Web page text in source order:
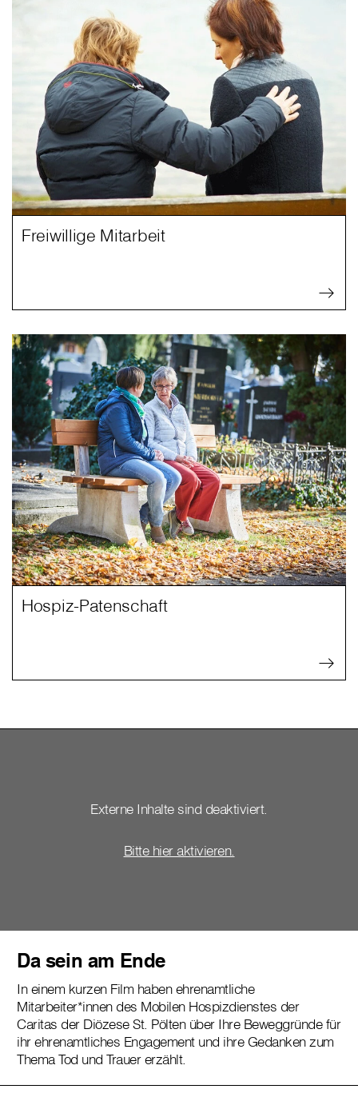
Freiwillige Mitarbeit
Hospiz-Patenschaft
Externe Inhalte sind deaktiviert.
Bitte hier aktivieren.
Da sein am Ende
In einem kurzen Film haben ehrenamtliche
Mitarbeiter*innen des Mobilen Hospizdienstes der
Caritas der Diözese St. Pölten über Ihre Beweggründe für
ihr ehrenamtliches Engagement und ihre Gedanken zum
Thema Tod und Trauer erzählt.